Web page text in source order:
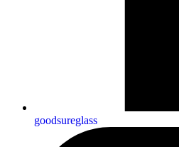
goodsureglass